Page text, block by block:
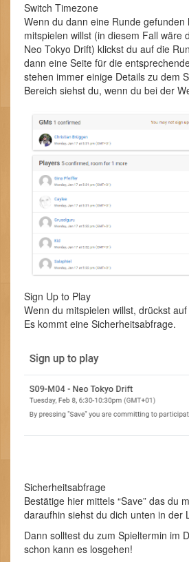
Switch Timezone
Wenn du dann eine Runde gefunden
mitspielen willst (in diesem Fall wäre
Neo Tokyo Drift) klickst du auf die
dann eine Seite für die
stehen immer einige Details zu dem
Bereich siehst du, wenn du bei der
Sign Up to Play
Wenn du mitspielen willst, drückst auf
Es kommt eine Sicherheitsabfrage.
Sicherheitsabfrage
Bestätige hier mittels “Save” das du
daraufhin siehst du dich unten in der
Dann solltest du zum Spieltermin im
schon kann es losgehen!